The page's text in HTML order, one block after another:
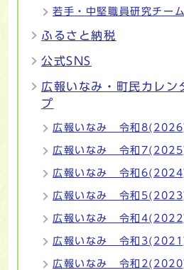
若手・中堅職員研究チー
ふるさと納税
公式SNS
広報いなみ・町民カレン
プ
広報いなみ 令和
広報いなみ 令和
広報いなみ 令和
広報いなみ 令和
広報いなみ 令和
広報いなみ 令和
広報いなみ 令和